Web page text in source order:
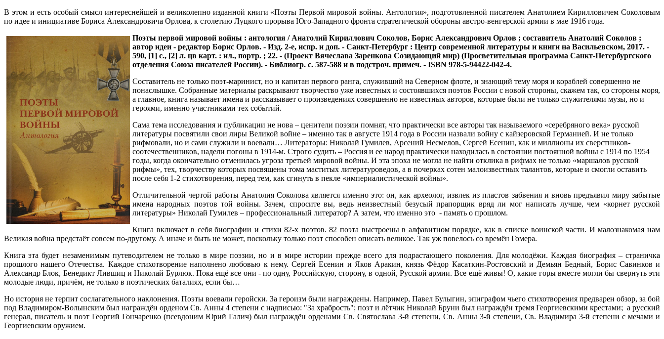
В этом и есть особый смысл интереснейшей и великолепно изданной книги «Поэты Первой мировой войны. Антология», подготовленной писателем Анатолием Кирилловичем Соколовым
по идее и инициативе Бориса Александровича Орлова, к столетию Луцкого прорыва Юго-Западного фронта стратегической обороны австро-венгерской армии в мае 1916 года.
Поэты первой мировой войны : антология / Анатолий Кириллович Соколов, Борис Александрович Орлов ; составитель Анатолий Соколов ;
автор идеи - редактор Борис Орлов. - Изд. 2-е, испр. и доп. - Санкт-Петербург : Центр современной литературы и книги на Васильевском, 2017. -
590, [1] с., [2] л. цв карт. : ил., портр. ; 22. - (Проект Вячеслава Заренкова Созидающий мир) (Просветительная программа Санкт-Петербургского
отделения Союза писателей России). - Библиогр. с. 587-588 и в подстроч. примеч. - ISBN 978-5-94422-042-4.
Составитель не только поэт-маринист, но и капитан первого ранга, служивший на Северном флоте, и знающий тему моря и кораблей совершенно не
понаслышке. Собранные материалы раскрывают творчество уже известных и состоявшихся поэтов России с новой стороны, скажем так, со стороны моря,
а главное, книга называет имена и рассказывает о произведениях совершенно не известных авторов, которые были не только служителями музы, но и
героями, именно участниками тех событий.
Сама тема исследования и публикации не нова – ценители поэзии помнят, что практически все авторы так называемого «серебряного века» русской
литературы посвятили свои лиры Великой войне – именно так в августе 1914 года в России назвали войну с кайзеровской Германией. И не только
рифмовали, но и сами служили и воевали… Литераторы: Николай Гумилев, Арсений Несмелов, Сергей Есенин, как и миллионы их сверстников-
соотечественников, надели погоны в 1914-м. Строго судить – Россия и ее народ практически находилась в состоянии постоянной войны с 1914 по 1954
годы, когда окончательно отменилась угроза третьей мировой войны. И эта эпоха не могла не найти отклика в рифмах не только «маршалов русской
рифмы», тех, творчеству которых посвящены тома маститых литературоведов, а в почерках сотен малоизвестных талантов, которые и смогли оставить
после себя 1-2 стихотворения, перед тем, как сгинуть в пекле «империалистической войны».
Отличительной чертой работы Анатолия Соколова является именно это: он, как археолог, извлек из пластов забвения и вновь предъявил миру забытые
имена народных поэтов той войны. Зачем, спросите вы, ведь неизвестный безусый прапорщик вряд ли мог написать лучше, чем «корнет русской
литературы» Николай Гумилев – профессиональный литератор? А затем, что именно это - память о прошлом.
Книга включает в себя биографии и стихи 82-х поэтов. 82 поэта выстроены в алфавитном порядке, как в списке воинской части. И малознакомая нам
Великая война предстаёт совсем по-другому. А иначе и быть не может, поскольку только поэт способен описать великое. Так уж повелось со времён Гомера.
Книга эта будет незаменимым путеводителем не только в мире поэзии, но и в мире истории прежде всего для подрастающего поколения. Для молодёжи. Каждая биография – страничка
прошлого нашего Отечества. Каждое стихотворение наполнено любовью к нему. Сергей Есенин и Яков Аракин, князь Фёдор Касаткин-Ростовский и Демьян Бедный, Борис Савинков и
Александр Блок, Бенедикт Лившиц и Николай Бурлюк. Пока ещё все они - по одну, Российскую, сторону, в одной, Русской армии. Все ещё живы! О, какие горы вместе могли бы свернуть эти
молодые люди, причём, не только в поэтических баталиях, если бы…
Но история не терпит сослагательного наклонения. Поэты воевали геройски. За героизм были награждены. Например, Павел Булыгин, эпиграфом чьего стихотворения предварен обзор, за бой
под Владимиром-Волынским был награждён орденом Св. Анны 4 степени с надписью: "За храбрость"; поэт и лётчик Николай Бруни был награждён тремя Георгиевскими крестами; а русский
генерал, писатель и поэт Георгий Гончаренко (псевдоним Юрий Галич) был награждён орденами Св. Святослава 3-й степени, Св. Анны 3-й степени, Св. Владимира 3-й степени с мечами и
Георгиевским оружием.